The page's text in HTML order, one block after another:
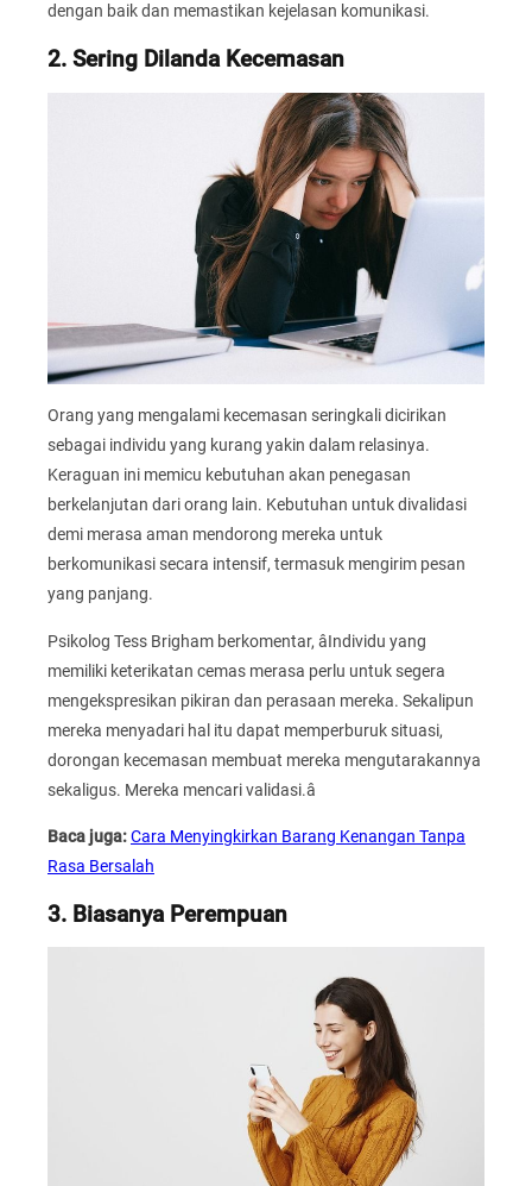
dengan baik dan memastikan kejelasan komunikasi.
2. Sering Dilanda Kecemasan
Orang yang mengalami kecemasan seringkali dicirikan
sebagai individu yang kurang yakin dalam relasinya.
Keraguan ini memicu kebutuhan akan penegasan
berkelanjutan dari orang lain. Kebutuhan untuk divalidasi
demi merasa aman mendorong mereka untuk
berkomunikasi secara intensif, termasuk mengirim pesan
yang panjang.
Psikolog Tess Brigham berkomentar, âIndividu yang
memiliki keterikatan cemas merasa perlu untuk segera
mengekspresikan pikiran dan perasaan mereka. Sekalipun
mereka menyadari hal itu dapat memperburuk situasi,
dorongan kecemasan membuat mereka mengutarakannya
sekaligus. Mereka mencari validasi.â
Baca juga:Cara Menyingkirkan Barang Kenangan Tanpa
Rasa Bersalah
3. Biasanya Perempuan